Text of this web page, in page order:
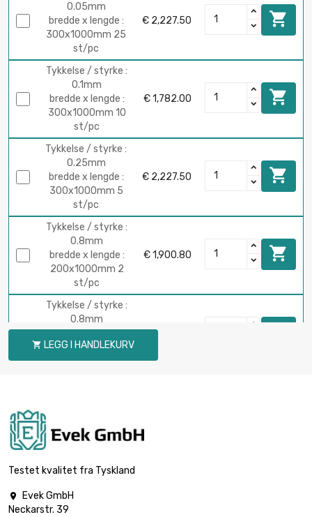
0.05mm
bredde x lengde :
300х1000mm 25
st/pc
€ 2,227.50 
Tykkelse / styrke :
0.1mm
bredde x lengde :
300х1000mm 10
st/pc
€ 1,782.00 
Tykkelse / styrke :
0.25mm
bredde x lengde :
300х1000mm 5
st/pc
€ 2,227.50 
Tykkelse / styrke :
0.8mm
bredde x lengde :
200х1000mm 2
st/pc
€ 1,900.80 
Tykkelse / styrke :
0.8mm
bredde x lengde :
300х1000mm 2
st/pc
€ 2,851.20
200х1000mm 2
st/pc
1.2mm
bredde x lengde :
300х1000mm
 LEGG I HANDLEKURV
Testet kvalitet fra Tyskland

Evek GmbH
Neckarstr. 39